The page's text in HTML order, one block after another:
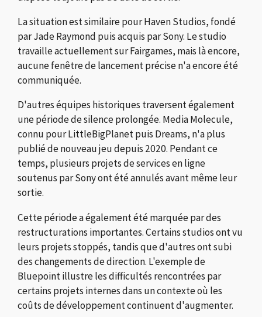
La situation est similaire pour Haven Studios, fondé
par Jade Raymond puis acquis par Sony. Le studio
travaille actuellement sur Fairgames, mais là encore,
aucune fenêtre de lancement précise n'a encore été
communiquée.
D'autres équipes historiques traversent également
une période de silence prolongée. Media Molecule,
connu pour LittleBigPlanet puis Dreams, n'a plus
publié de nouveau jeu depuis 2020. Pendant ce
temps, plusieurs projets de services en ligne
soutenus par Sony ont été annulés avant même leur
sortie.
Cette période a également été marquée par des
restructurations importantes. Certains studios ont vu
leurs projets stoppés, tandis que d'autres ont subi
des changements de direction. L'exemple de
Bluepoint illustre les difficultés rencontrées par
certains projets internes dans un contexte où les
coûts de développement continuent d'augmenter.